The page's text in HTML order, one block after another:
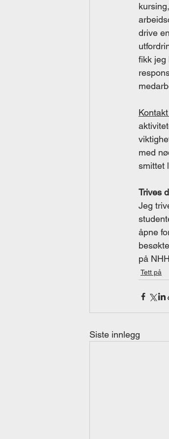
drive
fikk jeg
med
smittet
Trives
Jeg
åpne
på
Tett på
Siste innlegg